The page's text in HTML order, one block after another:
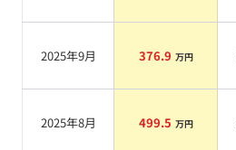
2025年9月 376.9 万円
2025年8月 499.5 万円